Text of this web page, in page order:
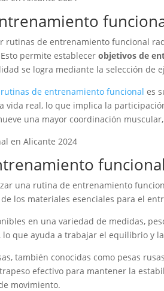
rutinas de entrenamiento funcional
permite establecerobjetivos de
se logra mediante la selección de
rutinas de entrenamiento funcional es
vida real, lo que implica la
una mayor coordinación
funcional
una rutina de entrenamiento
los materiales esenciales para el
en una variedad de medidas,
lo que ayuda a trabajar el equilibrio y
también conocidas como pesas
efectivo para mantener la
movimiento.